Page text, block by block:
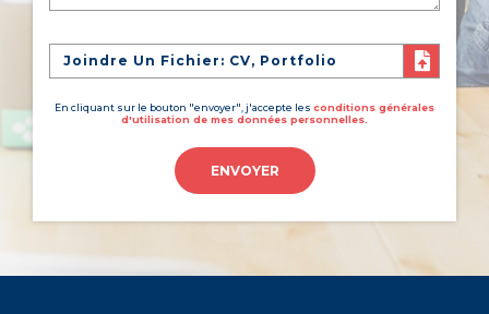
Joindre Un Fichier: CV, Portfolio
En cliquant sur le bouton "envoyer", j'accepte les conditions générales
d'utilisation de mes données personnelles.
ENVOYER